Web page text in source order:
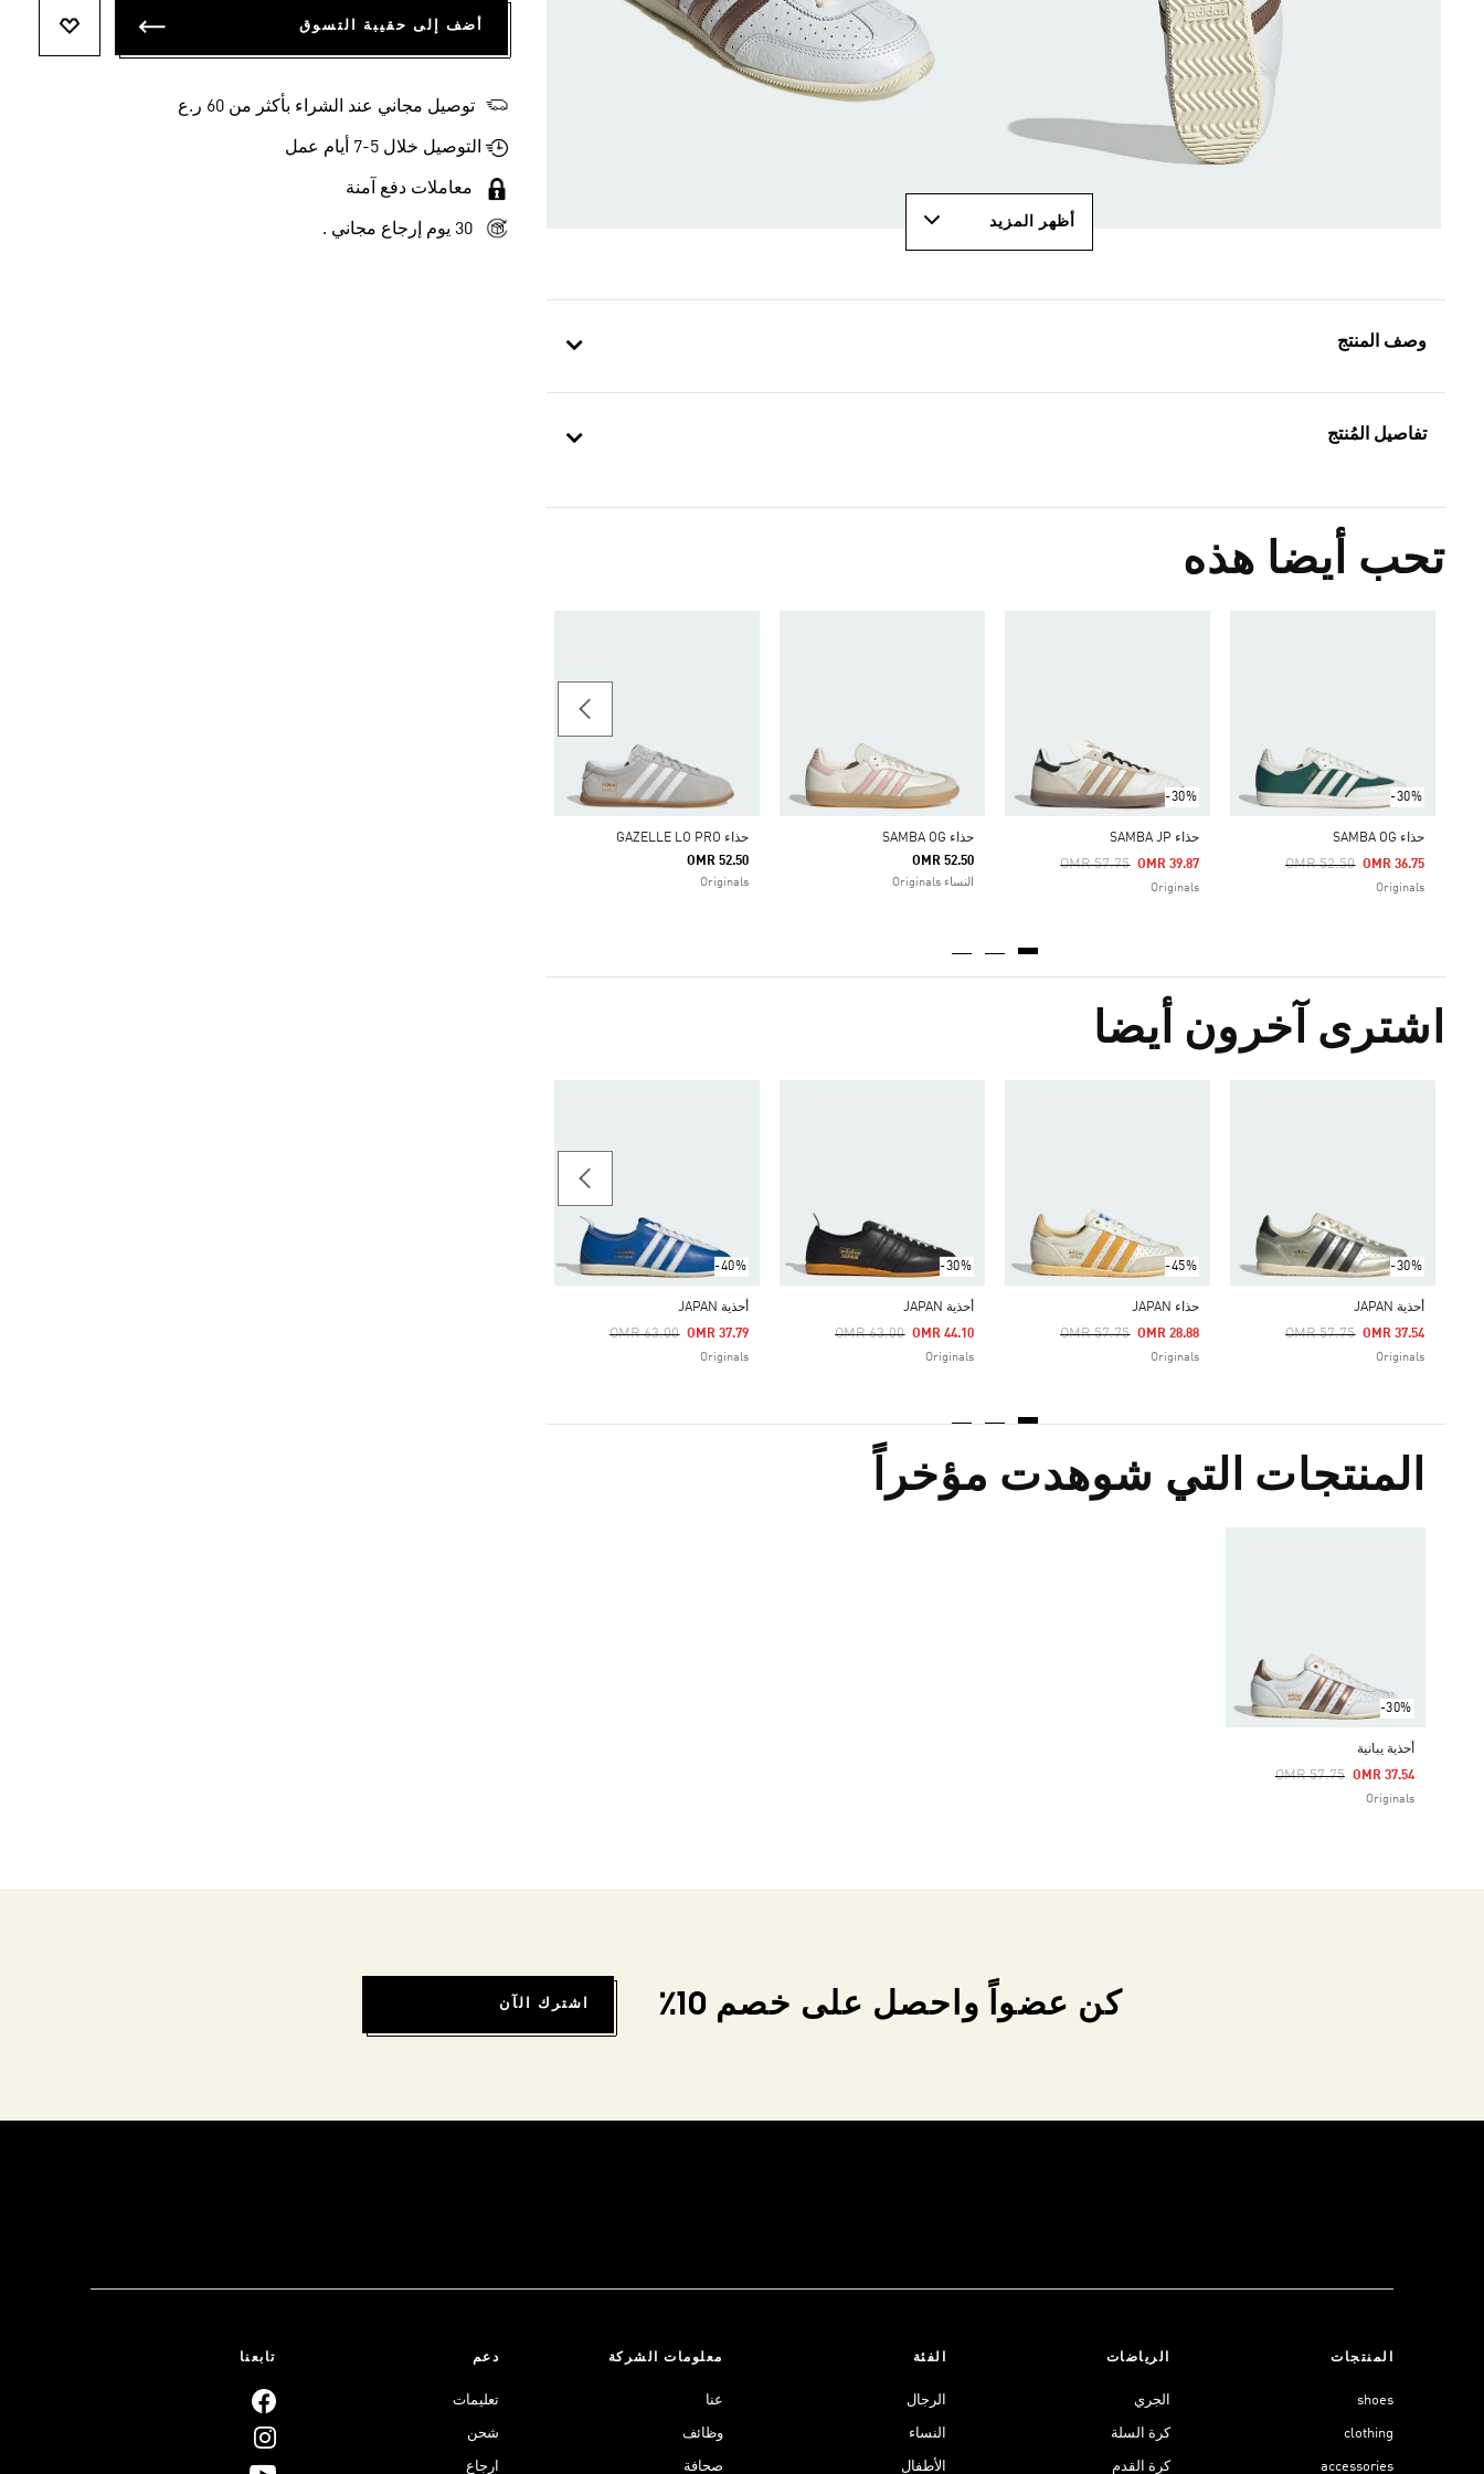
أظهر المزيد
وصف المنتج
تفاصيل المُنتج
تحب أيضا هذه
-30%
حذاء SAMBA OG
Price Reduced From
OMR 52.50
To OMR 36.75
Originals
-30%
حذاء SAMBA JP
Price Reduced From
OMR 57.75
To OMR 39.87
Originals
حذاء SAMBA OG
OMR 52.50
النساء Originals
حذاء GAZELLE LO PRO
OMR 52.50
Originals
اشترى آخرون أيضا
-30%
أحذية JAPAN
Price Reduced From
OMR 57.75
To OMR 37.54
Originals
-45%
حذاء JAPAN
Price Reduced From
OMR 57.75
To OMR 28.88
Originals
-30%
أحذية JAPAN
Price Reduced From
OMR 63.00
To OMR 44.10
Originals
-40%
أحذية JAPAN
Price Reduced From
OMR 63.00
To OMR 37.79
Originals
المنتجات التي شوهدت مؤخراً
-30%
أحذية يبانية
Price Reduced From
OMR 57.75
To OMR 37.54
Originals
أضف إلى حقيبة التسوق
توصيل مجاني عند الشراء بأكثر من 60 ر.ع
التوصيل خلال 5-7 أيام عمل
معاملات دفع آمنة
30 يوم إرجاع مجاني .
كن عضواً واحصل على خصم 10٪ اشترك الآن
المنتجات
shoes
clothing
accessories
الرياضات
الجري
كرة السلة
كرة القدم
الفئة
الرجال
النساء
الأطفال
معلومات الشركة
عنا
وظائف
صحافة
دعم
تعليمات
شحن
ارجاع
تابعنا